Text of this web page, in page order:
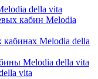
della vita
кабин Melodia
Melodia della
Melodia della vita
vita